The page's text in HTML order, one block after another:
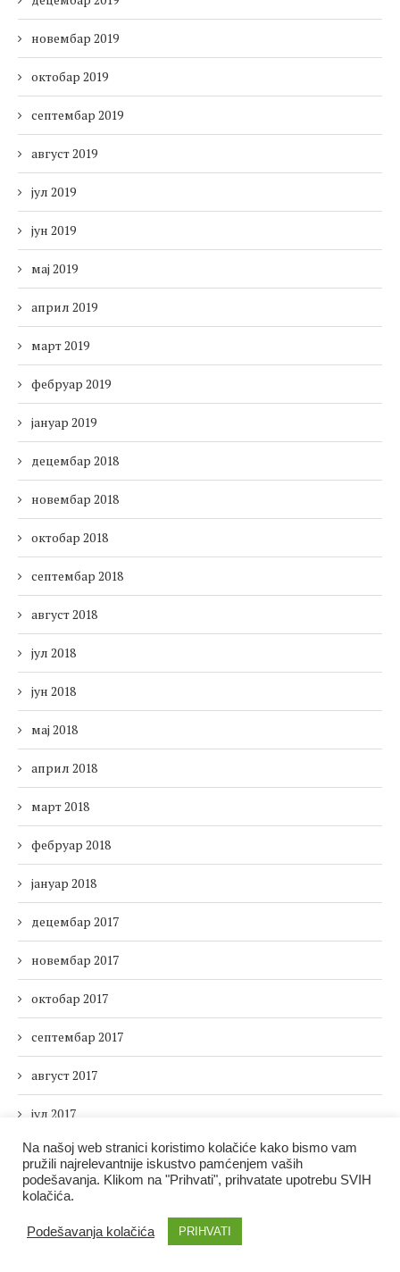
новембар 2019
октобар 2019
септембар 2019
август 2019
јул 2019
јун 2019
мај 2019
април 2019
март 2019
фебруар 2019
јануар 2019
децембар 2018
новембар 2018
октобар 2018
септембар 2018
август 2018
јул 2018
јун 2018
мај 2018
април 2018
март 2018
фебруар 2018
јануар 2018
децембар 2017
новембар 2017
октобар 2017
септембар 2017
август 2017
јул 2017
јун 2017
мај 2017
април 2017
Na našoj web stranici koristimo kolačiće kako bismo vam
pružili najrelevantnije iskustvo pamćenjem vaših
podešavanja. Klikom na "Prihvati", prihvatate upotrebu SVIH
kolačića.
Podešavanja kolačića PRIHVATI